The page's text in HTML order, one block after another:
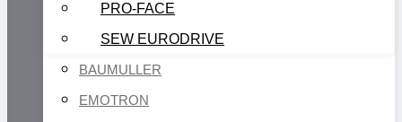
PRO-FACE
SEW EURODRIVE
BAUMULLER
EMOTRON